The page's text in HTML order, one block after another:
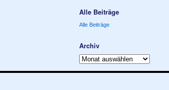
Alle Beiträge
Alle Beiträge
Archiv
Archiv